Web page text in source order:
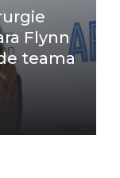
Flynn
teama